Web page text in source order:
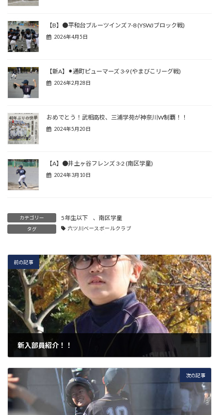
【B】●平和台ブルーツインズ 7-8 (YSWJブロック戦)
2026年4月5日
【新A】⚫︎通町ピューマーズ 3-9 (やまびこリーグ戦)
2026年2月28日
おめでとう！武相高校、三浦学苑が神奈川W制覇！！
2024年5月20日
【A】●井土ヶ谷フレンズ 3-2 (南区学童)
2024年3月10日
カテゴリー 5年生以下 、 南区学童
タグ 六ツ川ベースボールクラブ
前の記事
新入部員紹介！！
次の記事